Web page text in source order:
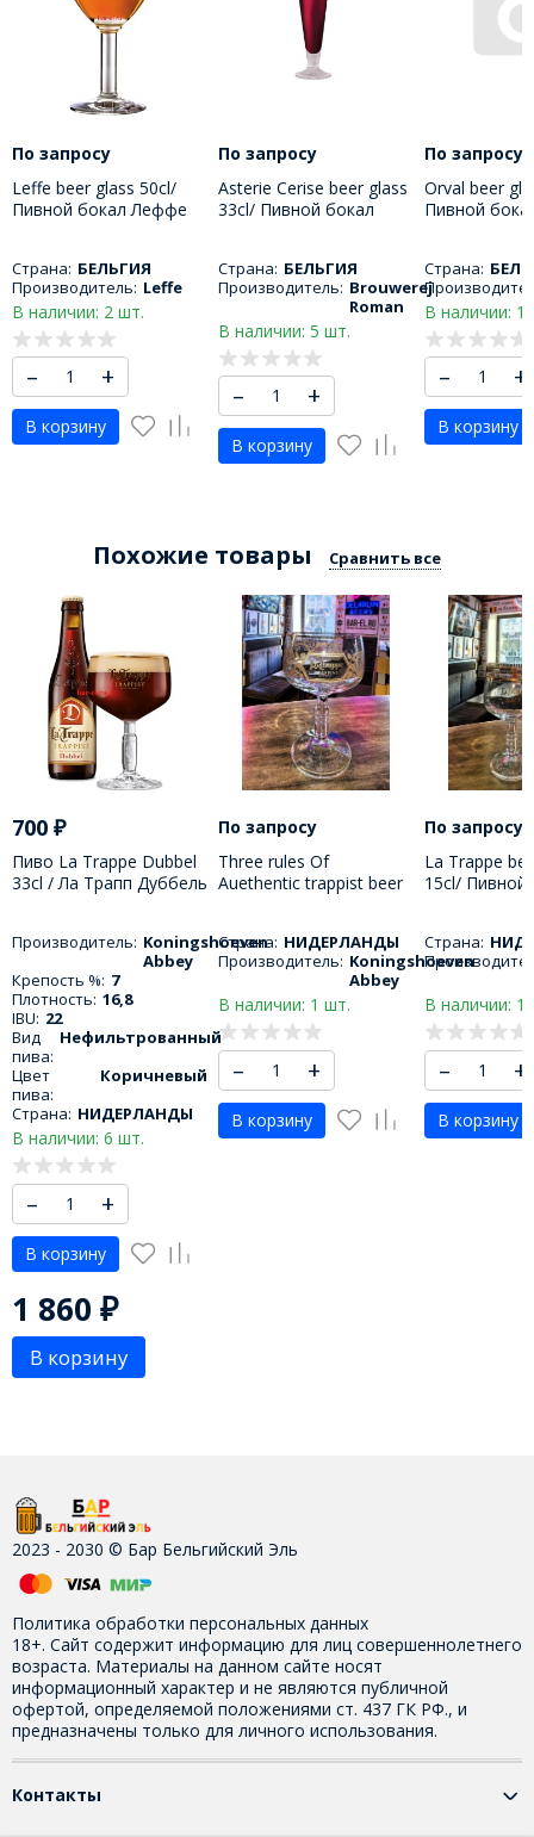
По запросу
Leffe beer glass 50cl/
Пивной бокал Леффе
Страна: БЕЛЬГИЯ
Производитель: Leffe
В наличии: 2 шт.
– +
В корзину
По запросу
Asterie Cerise beer glass
33cl/ Пивной бокал
Страна: БЕЛЬГИЯ
Производитель: Brouwerej
Roman
В наличии: 5 шт.
– +
В корзину
По запросу
Orval beer
Пивной
Страна:
В наличии: 1
– +
В корзину
Похожие товары Сравнить все
700 ₽
Пиво La Trappe Dubbel
33cl / Ла Трапп Дуббель
Производитель: Koningshoeven
Abbey
Крепость %: 7
Плотность: 16,8
IBU: 22
Вид
пива:
Нефильтрованный
Цвет
пива:
Коричневый
Страна: НИДЕРЛАНДЫ
В наличии: 6 шт.
– +
В корзину
По запросу
Three rules Of
Auethentic trappist beer
МЛ
Страна: НИДЕРЛАНДЫ
Производитель: Koningshoeven
Abbey
В наличии: 1 шт.
– +
В корзину
По запросу
La Trappe
15cl/ Пивной
Страна:
В наличии: 1
– +
В корзину
1 860 ₽
В корзину
2023 - 2030 © Бар Бельгийский Эль
Политика обработки персональных данных
18+. Сайт содержит информацию для лиц совершеннолетнего
возраста. Материалы на данном сайте носят
информационный характер и не являются публичной
офертой, определяемой положениями ст. 437 ГК РФ., и
предназначены только для личного использования.
Контакты